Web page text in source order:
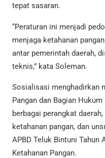
tepat sasaran.
“Peraturan ini menjadi
menjaga ketahanan
antar pemerintah daerah,
teknis,” kata Soleman.
Sosialisasi menghadirkan
Pangan dan Bagian
berbagai perangkat
ketahanan pangan, dan
APBD Teluk Bintuni Tahun
Ketahanan Pangan.